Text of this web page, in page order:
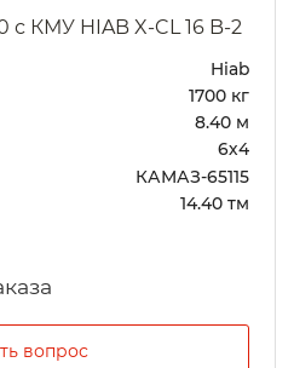
с КМУ HIAB X-CL 16 B-2
Hiab
1700 кг
8.40 м
6х4
КАМАЗ-65115
14.40 тм
вопрос